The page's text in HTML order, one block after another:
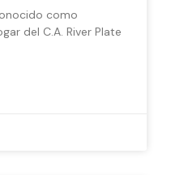
como
del C.A. River Plate